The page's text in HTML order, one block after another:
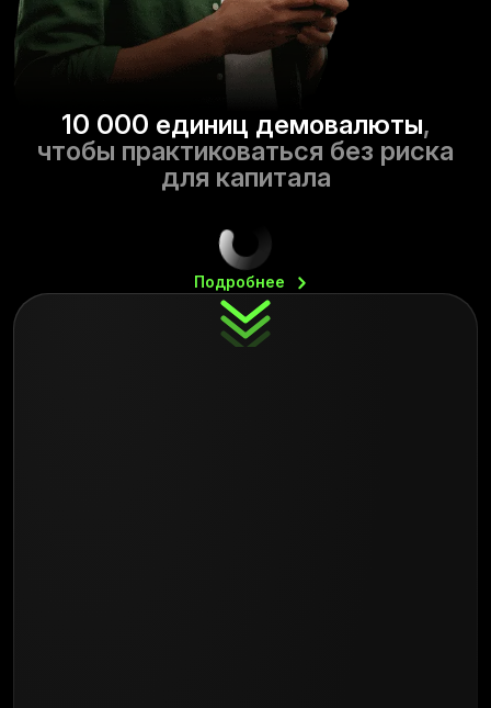
10 000 единиц демовалюты,
чтобы практиковаться без риска
для капитала
Подробнее